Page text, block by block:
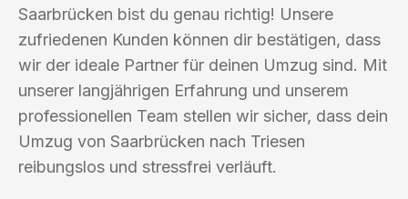
Saarbrücken bist du genau richtig! Unsere
zufriedenen Kunden können dir bestätigen, dass
wir der ideale Partner für deinen Umzug sind. Mit
unserer langjährigen Erfahrung und unserem
professionellen Team stellen wir sicher, dass dein
Umzug von Saarbrücken nach Triesen
reibungslos und stressfrei verläuft.